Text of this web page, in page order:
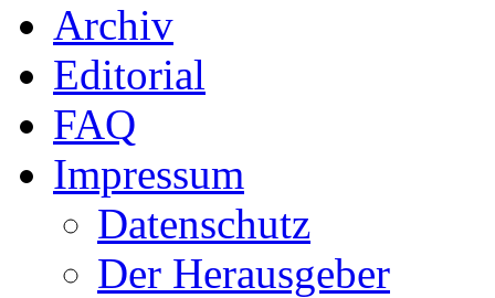
Archiv
Editorial
FAQ
Impressum
Datenschutz
Der Herausgeber